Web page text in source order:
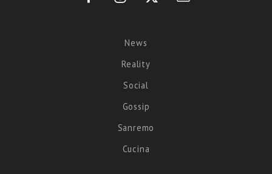
News
Reality
Social
Gossip
Sanremo
Cucina